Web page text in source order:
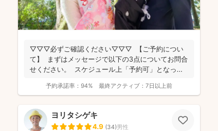
▽▽▽必ずご確認ください▽▽▽ 【ご予約につい
て】 まずはメッセージで以下の3点についてお問合
せください。 スケジュール上「予約可」となっ...
予約承諾率： 94% 最終アクティブ： 7日以上前
ヨリタシゲキ
4.9 (34)男性